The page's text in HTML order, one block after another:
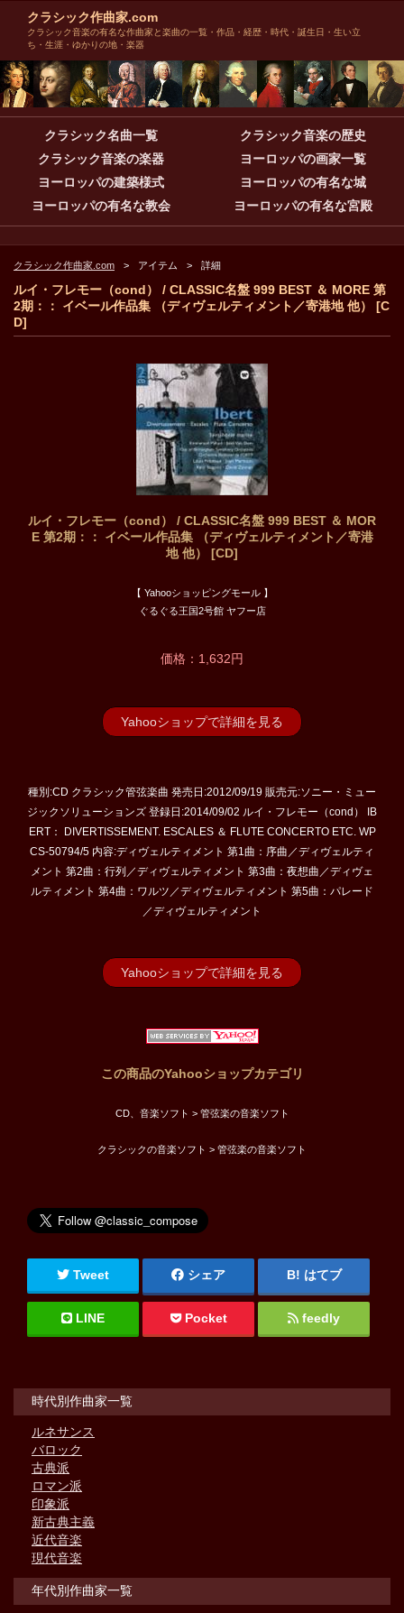
クラシック作曲家.com
クラシック音楽の有名な作曲家と楽曲の一覧・作品・経歴・時代・誕生日・生い立
ち・生涯・ゆかりの地・楽器
クラシック名曲一覧
クラシック音楽の歴史
クラシック音楽の楽器
ヨーロッパの画家一覧
ヨーロッパの建築様式
ヨーロッパの有名な城
ヨーロッパの有名な教会
ヨーロッパの有名な宮殿
クラシック作曲家.com アイテム 詳細
ルイ・フレモー（cond） / CLASSIC名盤 999 BEST ＆ MORE 第
2期：： イベール作品集 （ディヴェルティメント／寄港地 他） [C
D]
ルイ・フレモー（cond） / CLASSIC名盤 999 BEST ＆ MOR
E 第2期：： イベール作品集 （ディヴェルティメント／寄港
地 他） [CD]
【 Yahooショッピングモール 】
ぐるぐる王国2号館 ヤフー店
価格：1,632円
Yahooショップで詳細を見る
種別:CD クラシック管弦楽曲 発売日:2012/09/19 販売元:ソニー・ミュー
ジックソリューションズ 登録日:2014/09/02 ルイ・フレモー（cond） IB
ERT： DIVERTISSEMENT. ESCALES ＆ FLUTE CONCERTO ETC. WP
CS-50794/5 内容:ディヴェルティメント 第1曲：序曲／ディヴェルティ
メント 第2曲：行列／ディヴェルティメント 第3曲：夜想曲／ディヴェ
ルティメント 第4曲：ワルツ／ディヴェルティメント 第5曲：パレード
／ディヴェルティメント
Yahooショップで詳細を見る
この商品のYahooショップカテゴリ
CD、音楽ソフト > 管弦楽の音楽ソフト
クラシックの音楽ソフト > 管弦楽の音楽ソフト
Tweet シェア はてブ
LINE Pocket feedly
時代別作曲家一覧
ルネサンス
バロック
古典派
ロマン派
印象派
新古典主義
近代音楽
現代音楽
年代別作曲家一覧